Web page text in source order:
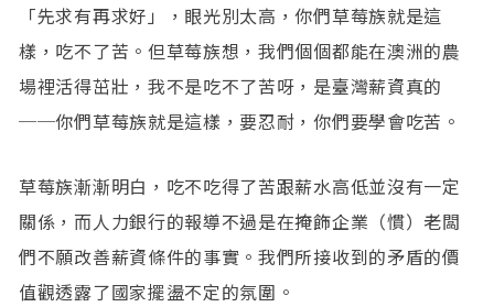
「先求有再求好」，眼光別太高，你們草莓族就是這
樣，吃不了苦。但草莓族想，我們個個都能在澳洲的農
場裡活得茁壯，我不是吃不了苦呀，是臺灣薪資真的
──你們草莓族就是這樣，要忍耐，你們要學會吃苦。
草莓族漸漸明白，吃不吃得了苦跟薪水高低並沒有一定
關係，而人力銀行的報導不過是在掩飾企業（慣）老闆
們不願改善薪資條件的事實。我們所接收到的矛盾的價
值觀透露了國家擺盪不定的氛圍。